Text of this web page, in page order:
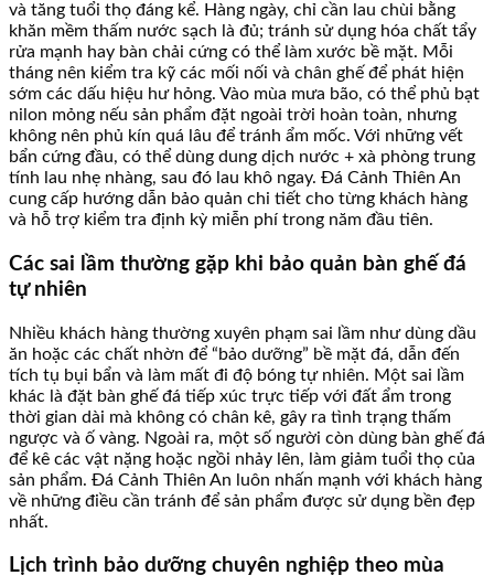
và tăng tuổi thọ đáng kể. Hàng ngày, chỉ cần lau chùi bằng
khăn mềm thấm nước sạch là đủ; tránh sử dụng hóa chất tẩy
rửa mạnh hay bàn chải cứng có thể làm xước bề mặt. Mỗi
tháng nên kiểm tra kỹ các mối nối và chân ghế để phát hiện
sớm các dấu hiệu hư hỏng. Vào mùa mưa bão, có thể phủ bạt
nilon mỏng nếu sản phẩm đặt ngoài trời hoàn toàn, nhưng
không nên phủ kín quá lâu để tránh ẩm mốc. Với những vết
bẩn cứng đầu, có thể dùng dung dịch nước + xà phòng trung
tính lau nhẹ nhàng, sau đó lau khô ngay. Đá Cảnh Thiên An
cung cấp hướng dẫn bảo quản chi tiết cho từng khách hàng
và hỗ trợ kiểm tra định kỳ miễn phí trong năm đầu tiên.
Các sai lầm thường gặp khi bảo quản bàn ghế đá
tự nhiên
Nhiều khách hàng thường xuyên phạm sai lầm như dùng dầu
ăn hoặc các chất nhờn để “bảo dưỡng” bề mặt đá, dẫn đến
tích tụ bụi bẩn và làm mất đi độ bóng tự nhiên. Một sai lầm
khác là đặt bàn ghế đá tiếp xúc trực tiếp với đất ẩm trong
thời gian dài mà không có chân kê, gây ra tình trạng thấm
ngược và ố vàng. Ngoài ra, một số người còn dùng bàn ghế đá
để kê các vật nặng hoặc ngồi nhảy lên, làm giảm tuổi thọ của
sản phẩm. Đá Cảnh Thiên An luôn nhấn mạnh với khách hàng
về những điều cần tránh để sản phẩm được sử dụng bền đẹp
nhất.
Lịch trình bảo dưỡng chuyên nghiệp theo mùa